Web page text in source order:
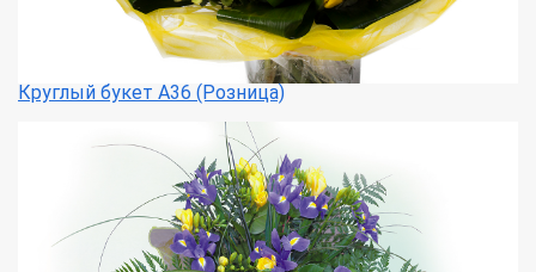
Круглый букет А36 (Розница)